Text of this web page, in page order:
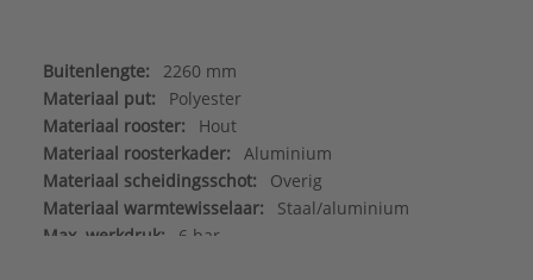
Buitenlengte:
2260 mm
Materiaal put:
Polyester
Materiaal rooster:
Hout
Materiaal roosterkader:
Aluminium
Materiaal scheidingsschot:
Overig
Materiaal warmtewisselaar:
Staal/aluminium
Max. werkdruk:
6 bar